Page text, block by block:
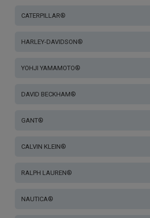
CATERPILLAR®
HARLEY-DAVIDSON®
YOHJI YAMAMOTO®
DAVID BECKHAM®
GANT®
CALVIN KLEIN®
RALPH LAUREN®
NAUTICA®